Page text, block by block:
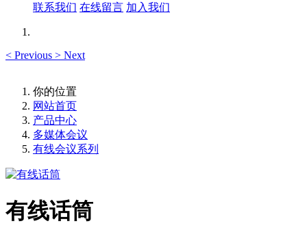
联系我们 在线留言 加入我们
< Previous > Next
你的位置
网站首页
产品中心
多媒体会议
有线会议系列
有线话筒